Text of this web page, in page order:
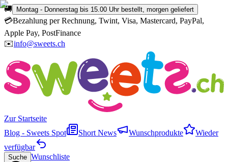
🚚 Montag - Donnerstag bis 15.00 Uhr bestellt, morgen geliefert
💳Bezahlung per Rechnung, Twint, Visa, Mastercard, PayPal,
Apple Pay, PostFinance
✉️info@sweets.ch
Zur Startseite
Blog - Sweets Spot
Short News Wunschprodukte
Wieder
verfügbar
Suche Wunschliste